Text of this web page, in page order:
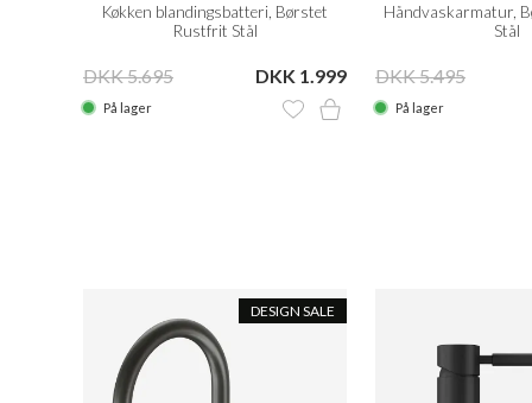
Køkken blandingsbatteri, Børstet
Rustfrit Stål
DKK 5.695 DKK 1.999
På lager
Håndvaskarmatur,
Stål
DKK 5.495
På lager
DESIGN SALE